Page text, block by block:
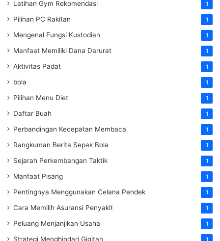
Latihan Gym Rekomendasi 1
Pilihan PC Rakitan 1
Mengenal Fungsi Kustodian 1
Manfaat Memiliki Dana Darurat 1
Aktivitas Padat 1
bola 1
Pilihan Menu Diet 1
Daftar Buah 1
Perbandingan Kecepatan Membaca 1
Rangkuman Berita Sepak Bola 1
Sejarah Perkembangan Taktik 1
Manfaat Pisang 1
Pentingnya Menggunakan Celana Pendek 1
Cara Memilih Asuransi Penyakit 1
Peluang Menjanjikan Usaha 1
Strategi Menghindari Gigitan 1